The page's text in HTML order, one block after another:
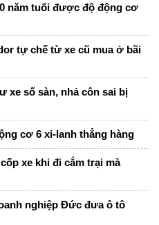
năm tuổi được độ động cơ
tự chế từ xe cũ mua ở bãi
xe số sàn, nhả côn sai bị
cơ 6 xi-lanh thẳng hàng
xe khi đi cắm trại mà
nghiệp Đức đưa ô tô